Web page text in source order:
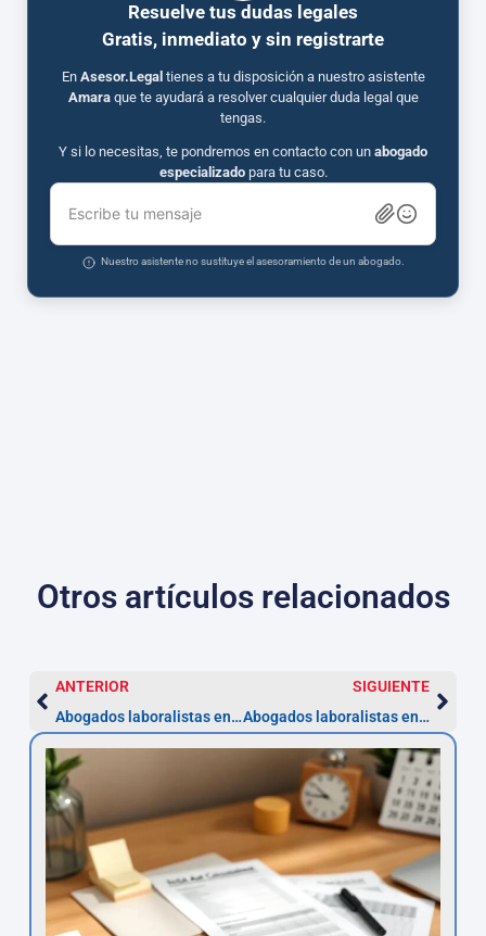
Resuelve tus dudas legales
Gratis, inmediato y sin registrarte
En Asesor.Legal tienes a tu disposición a nuestro asistente
Amaraque te ayudará a resolver cualquier duda legal que
tengas.
Y si lo necesitas, te pondremos en contacto con un abogado
especializadopara tu caso.
Escribe tu mensaje
Nuestro asistente no sustituye el asesoramiento de un abogado.
Otros artículos relacionados
ANTERIOR
Abogados laboralistas en Asturias: impugna tu despido en 20 días
SIGUIENTE
Abogados laboralistas en Cantabria — Impugna en 20 días